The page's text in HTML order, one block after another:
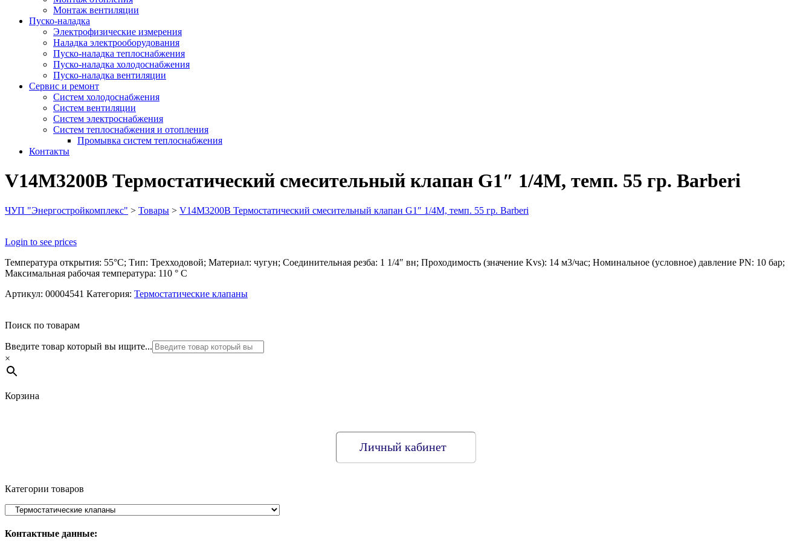
Монтаж вентиляции
Пуско-наладка
Электрофизические измерения
Наладка электрооборудования
Пуско-наладка теплоснабжения
Пуско-наладка холодоснабжения
Пуско-наладка вентиляции
Сервис и ремонт
Систем холодоснабжения
Систем вентиляции
Систем электроснабжения
Систем теплоснабжения и отопления
Промывка систем теплоснабжения
Контакты
V14M3200B Термостатический смесительный клапан G1″ 1/4М, темп. 55 гр. Barberi
ЧУП "Энергостройкомплекс" > Товары > V14M3200B Термостатический смесительный клапан G1″ 1/4М, темп. 55 гр. Barberi
Login to see prices
Температура открытия: 55°С; Тип: Трехходовой; Материал: чугун; Соединительная резба: 1 1/4″ вн; Проходимость (значение Kvs): 14 м3/час; Номинальное (условное) давление PN: 10 бар;
Максимальная рабочая температура: 110 ° С
Артикул: 00004541 Категория: Термостатические клапаны
Поиск по товарам
Введите товар который вы ищите...
×
Корзина
Личный кабинет
Категории товаров
Контактные данные: